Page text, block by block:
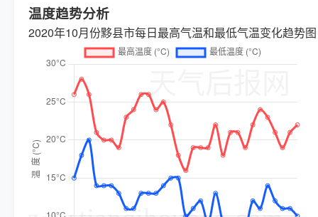
温度趋势分析
2020年10月份黟县市每日最高气温和最低气温变化趋势图